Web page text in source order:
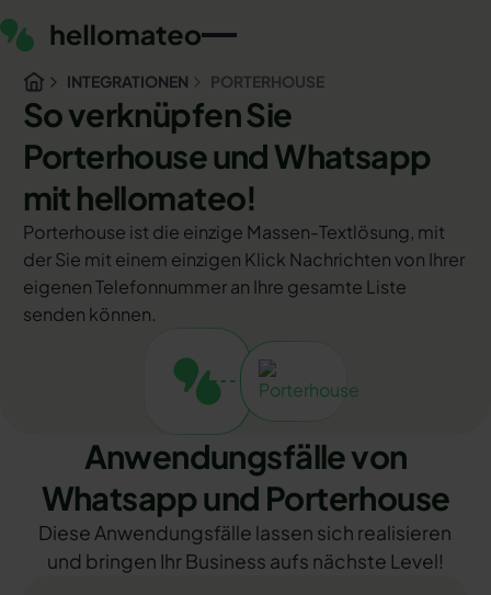
INTEGRATIONEN PORTERHOUSE
So verknüpfen Sie
Porterhouse und Whatsapp
mit hellomateo!
Porterhouse ist die einzige Massen-Textlösung, mit
der Sie mit einem einzigen Klick Nachrichten von Ihrer
eigenen Telefonnummer an Ihre gesamte Liste
senden können.
Anwendungsfälle von
Whatsapp und Porterhouse
Diese Anwendungsfälle lassen sich realisieren
und bringen Ihr Business aufs nächste Level!